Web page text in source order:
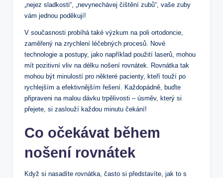
„nejez sladkosti“, „nevynechávej čištění zubů“, vaše zuby
vám jednou poděkují!
V současnosti probíhá také výzkum na poli ortodoncie,
zaměřený na zrychlení léčebných procesů. Nové
technologie a postupy, jako například použití laserů, mohou
mít pozitivní vliv na délku nošení rovnátek. Rovnátka tak
mohou být minulostí pro některé pacienty, kteří touží po
rychlejším a efektivnějším řešení. Každopádně, buďte
připraveni na malou dávku trpělivosti – úsměv, který si
přejete, si zaslouží každou minutu čekání!
Co očekávat během
nošení rovnátek
Když si nasadíte rovnátka, často si představíte, jak to s